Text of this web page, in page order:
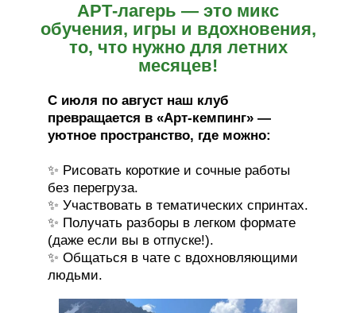
С июля по август наш клуб
превращается в «Арт-кемпинг» —
уютное пространство, где можно:
✨ Рисовать короткие и сочные работы
без перегруза.
✨ Участвовать в тематических спринтах.
✨ Получать разборы в легком формате
(даже если вы в отпуске!).
✨ Общаться в чате с вдохновляющими
людьми.
АРТ-лагерь — это микс
обучения, игры и вдохновения,
то, что нужно для летних
месяцев!